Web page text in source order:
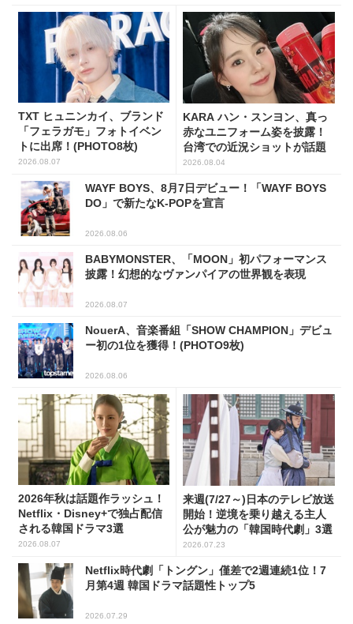
TXT ヒュニンカイ、ブランド
「フェラガモ」フォトイベン
トに出席！(PHOTO8枚)
2026.08.07
KARA ハン・スンヨン、真っ
赤なユニフォーム姿を披露！
台湾での近況ショットが話題
2026.08.04
WAYF BOYS、8月7日デビュー！「WAYF BOYS
DO」で新たなK-POPを宣言
2026.08.06
BABYMONSTER、「MOON」初パフォーマンス
披露！幻想的なヴァンパイアの世界観を表現
2026.08.07
NouerA、音楽番組「SHOW CHAMPION」デビュ
ー初の1位を獲得！(PHOTO9枚)
2026.08.06
2026年秋は話題作ラッシュ！
Netflix・Disney+で独占配信
される韓国ドラマ3選
2026.08.07
来週(7/27～)日本のテレビ放送
開始！逆境を乗り越える主人
公が魅力の「韓国時代劇」3選
2026.07.23
Netflix時代劇「トングン」僅差で2週連続1位！7
月第4週 韓国ドラマ話題性トップ5
2026.07.29